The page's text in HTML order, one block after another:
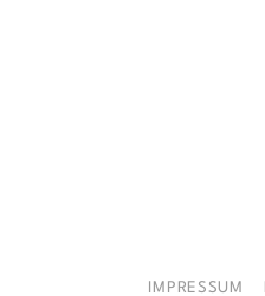
IMPRESSUM